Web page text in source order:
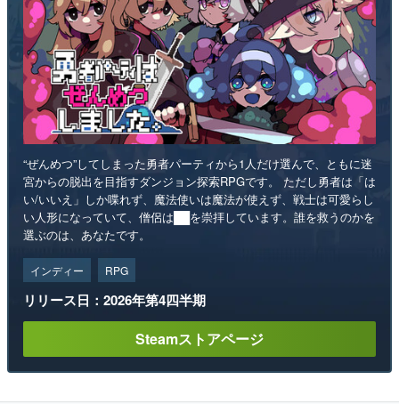
“ぜんめつ”してしまった勇者パーティから1人だけ選んで、ともに迷
宮からの脱出を目指すダンジョン探索RPGです。 ただし勇者は「は
い/いいえ」しか喋れず、魔法使いは魔法が使えず、戦士は可愛らし
い人形になっていて、僧侶は██を崇拝しています。誰を救うのかを
選ぶのは、あなたです。
インディー RPG
リリース日：2026年第4四半期
Steamストアページ